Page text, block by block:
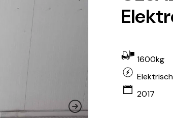
1600kg
Elektrisch
2017